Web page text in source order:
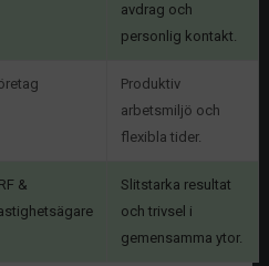
avdrag och
personlig kontakt.
Produktiv
arbetsmiljö och
flexibla tider.
&
Slitstarka resultat
och trivsel i
gemensamma ytor.